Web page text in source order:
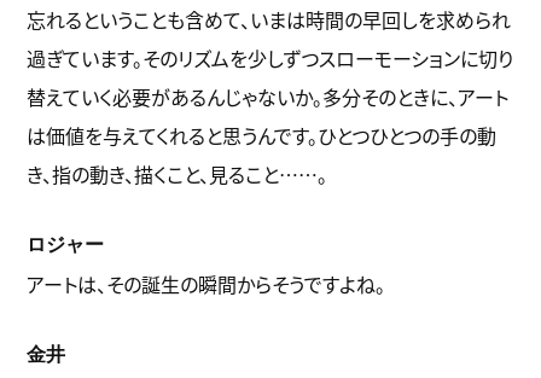
忘れるということも含めて、いまは時間の早回しを求められ
過ぎています。そのリズムを少しずつスローモーションに切り
替えていく必要があるんじゃないか。多分そのときに、アート
は価値を与えてくれると思うんです。ひとつひとつの手の動
き、指の動き、描くこと、見ること……。
ロジャー
アートは、その誕生の瞬間からそうですよね。
金井